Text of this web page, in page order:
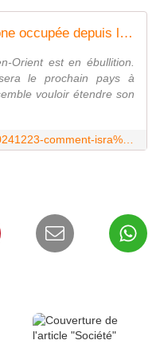
Comment Israël élargit sa zone occupée depuis le 7-Octobre et grignote du territoire syrien
Orient est en ébullition.
le prochain pays à
vouloir étendre son